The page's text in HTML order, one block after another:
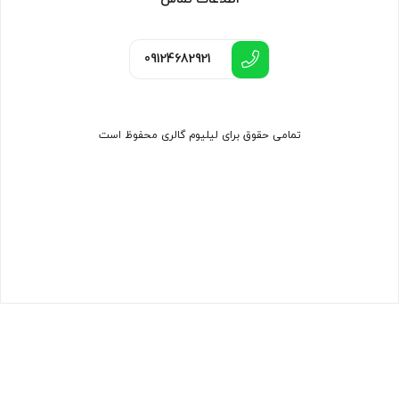
09124682921
تمامی حقوق برای لیلیوم گالری محفوظ است